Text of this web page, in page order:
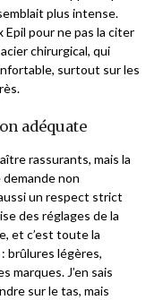
plus intense.
Epil pour ne pas la citer
chirurgical, qui
surtout sur les
adéquate
rassurants, mais la
non
un respect strict
des réglages de la
et c’est toute la
brûlures légères,
J’en sais
sur le tas, mais